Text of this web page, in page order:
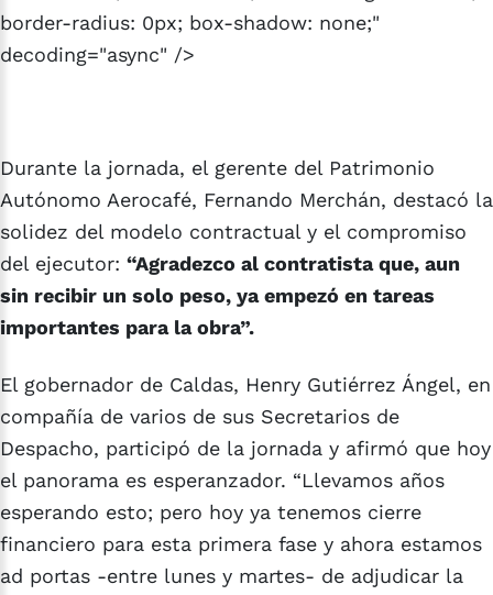
border-radius: 0px; box-shadow: none;"
decoding="async" />
Durante la jornada, el gerente del Patrimonio
Autónomo Aerocafé, Fernando Merchán, destacó la
solidez del modelo contractual y el compromiso
del ejecutor: “Agradezco al contratista que, aun
sin recibir un solo peso, ya empezó en tareas
importantes para la obra”.
El gobernador de Caldas, Henry Gutiérrez Ángel, en
compañía de varios de sus Secretarios de
Despacho, participó de la jornada y afirmó que hoy
el panorama es esperanzador. “Llevamos años
esperando esto; pero hoy ya tenemos cierre
financiero para esta primera fase y ahora estamos
ad portas -entre lunes y martes- de adjudicar la